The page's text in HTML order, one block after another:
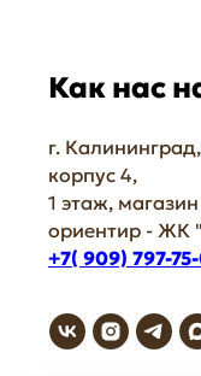
Как нас
г.
корпус 4,
1 этаж,
ориентир - ЖК
+7( 909) 797-